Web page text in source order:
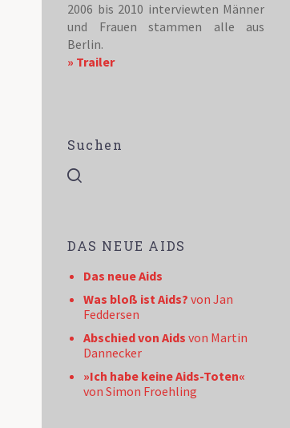
2006 bis 2010 interviewten Männer
und Frauen stammen alle aus
Berlin.
» Trailer
Suchen
DAS NEUE AIDS
Das neue Aids
Was bloß ist Aids? von Jan
Feddersen
Abschied von Aids von Martin
Dannecker
»Ich habe keine Aids-Toten«
von Simon Froehling